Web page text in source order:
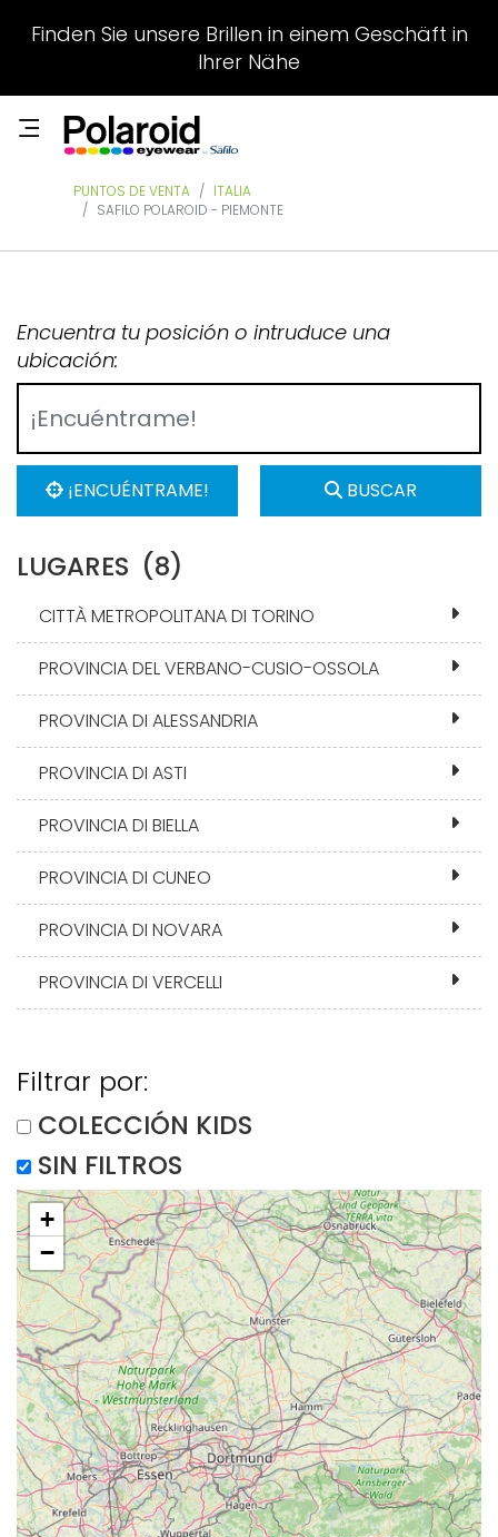
Finden Sie unsere Brillen in einem Geschäft in
Ihrer Nähe
PUNTOS DE VENTA
ITALIA
SAFILO POLAROID - PIEMONTE
Encuentra tu posición o intruduce una
ubicación:
¡ENCUÉNTRAME! BUSCAR
LUGARES (8)
CITTÀ METROPOLITANA DI TORINO
PROVINCIA DEL VERBANO-CUSIO-OSSOLA
PROVINCIA DI ALESSANDRIA
PROVINCIA DI ASTI
PROVINCIA DI BIELLA
PROVINCIA DI CUNEO
PROVINCIA DI NOVARA
PROVINCIA DI VERCELLI
Filtrar por:
COLECCIÓN KIDS
SIN FILTROS
+
−